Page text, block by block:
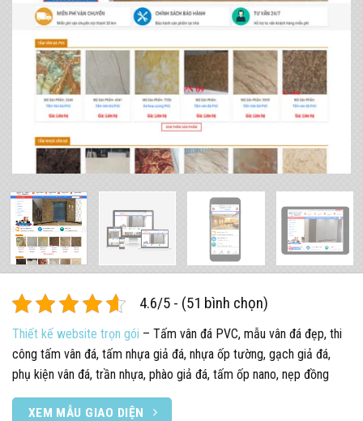
4.6/5 - (51 bình chọn)
Thiết kế website trọn gói – Tấm vân đá PVC, mẫu vân đá đẹp, thi
công tấm vân đá, tấm nhựa giả đá, nhựa ốp tường, gạch giả đá,
phụ kiện vân đá, trần nhựa, phào giả đá, tấm ốp nano, nẹp đồng
XEM MẪU GIAO DIỆN